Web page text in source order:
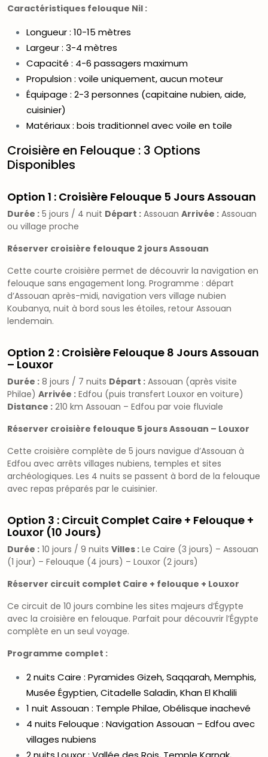
Caractéristiques felouque Nil :
Longueur : 10-15 mètres
Largeur : 3-4 mètres
Capacité : 4-6 passagers maximum
Propulsion : voile uniquement, aucun moteur
Équipage : 2-3 personnes (capitaine nubien, aide,
cuisinier)
Matériaux : bois traditionnel avec voile en toile
Croisière en Felouque : 3 Options
Disponibles
Option 1 : Croisière Felouque 5 Jours Assouan
Durée : 5 jours / 4 nuit Départ : Assouan Arrivée : Assouan
ou village proche
Réserver croisière felouque 2 jours Assouan
Cette courte croisière permet de découvrir la navigation en
felouque sans engagement long. Programme : départ
d’Assouan après-midi, navigation vers village nubien
Koubanya, nuit à bord sous les étoiles, retour Assouan
lendemain.
Option 2 : Croisière Felouque 8 Jours Assouan
– Louxor
Durée : 8 jours / 7 nuits Départ : Assouan (après visite
Philae) Arrivée : Edfou (puis transfert Louxor en voiture)
Distance : 210 km Assouan – Edfou par voie fluviale
Réserver croisière felouque 5 jours Assouan – Louxor
Cette croisière complète de 5 jours navigue d’Assouan à
Edfou avec arrêts villages nubiens, temples et sites
archéologiques. Les 4 nuits se passent à bord de la felouque
avec repas préparés par le cuisinier.
Option 3 : Circuit Complet Caire + Felouque +
Louxor (10 Jours)
Durée : 10 jours / 9 nuits Villes : Le Caire (3 jours) – Assouan
(1 jour) – Felouque (4 jours) – Louxor (2 jours)
Réserver circuit complet Caire + felouque + Louxor
Ce circuit de 10 jours combine les sites majeurs d’Égypte
avec la croisière en felouque. Parfait pour découvrir l’Égypte
complète en un seul voyage.
Programme complet :
2 nuits Caire : Pyramides Gizeh, Saqqarah, Memphis,
Musée Égyptien, Citadelle Saladin, Khan El Khalili
1 nuit Assouan : Temple Philae, Obélisque inachevé
4 nuits Felouque : Navigation Assouan – Edfou avec
villages nubiens